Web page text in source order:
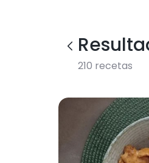
210 recetas